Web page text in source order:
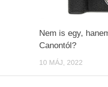
Nem is egy,
Canontól?
10 MÁJ, 2022